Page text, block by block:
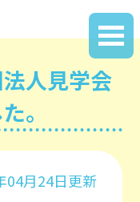
人見学会
。
04月24日更新